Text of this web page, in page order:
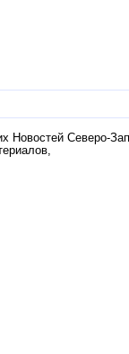
Новостей Северо-